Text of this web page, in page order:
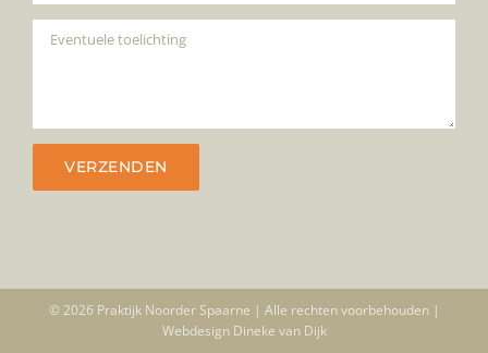
© 2026 Praktijk Noorder Spaarne | Alle rechten voorbehouden |
Webdesign Dineke van Dijk